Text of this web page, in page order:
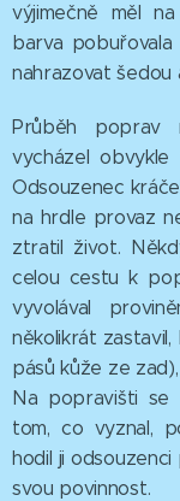
výjimečně měl
barva pobuřovala
nahrazovat šedou
Průběh poprav
vycházel
Odsouzenec
na hrdle provaz
ztratil život.
celou cestu k
vyvolával
několikrát
pásů kůže ze
Na popravišti se
tom, co vyznal,
hodil ji
svou povinnost.